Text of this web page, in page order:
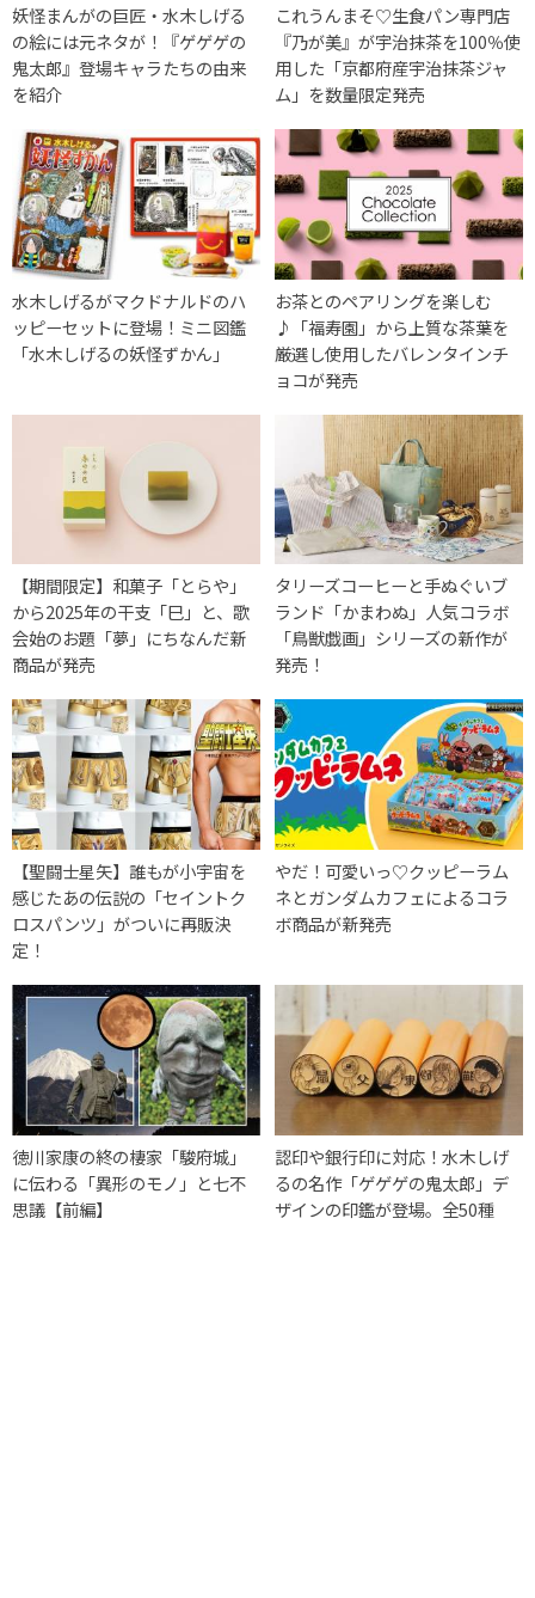
妖怪まんがの巨匠・水木しげる
の絵には元ネタが！『ゲゲゲの
鬼太郎』登場キャラたちの由来
を紹介
これうんまそ♡生食パン専門店
『乃が美』が宇治抹茶を100％使
用した「京都府産宇治抹茶ジャ
ム」を数量限定発売
水木しげるがマクドナルドのハ
ッピーセットに登場！ミニ図鑑
「水木しげるの妖怪ずかん」
お茶とのペアリングを楽しむ
♪「福寿園」から上質な茶葉を
厳選し使用したバレンタインチ
ョコが発売
【期間限定】和菓子「とらや」
から2025年の干支「巳」と、歌
会始のお題「夢」にちなんだ新
商品が発売
タリーズコーヒーと手ぬぐいブ
ランド「かまわぬ」人気コラボ
「鳥獣戯画」シリーズの新作が
発売！
【聖闘士星矢】誰もが小宇宙を
感じたあの伝説の「セイントク
ロスパンツ」がついに再販決
定！
やだ！可愛いっ♡クッピーラム
ネとガンダムカフェによるコラ
ボ商品が新発売
徳川家康の終の棲家「駿府城」
に伝わる「異形のモノ」と七不
思議【前編】
認印や銀行印に対応！水木しげ
るの名作「ゲゲゲの鬼太郎」デ
ザインの印鑑が登場。全50種